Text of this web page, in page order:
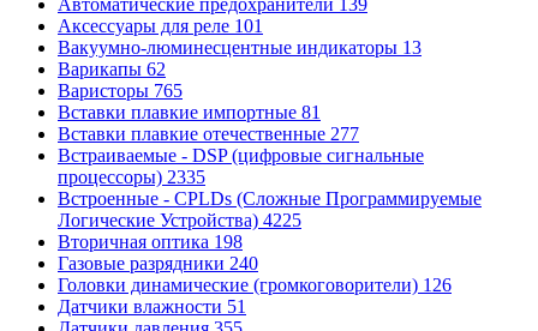
Аксессуары для реле 101
Вакуумно-люминесцентные индикаторы 13
Варикапы 62
Варисторы 765
Вставки плавкие импортные 81
Вставки плавкие отечественные 277
Встраиваемые - DSP (цифровые сигнальные
процессоры) 2335
Встроенные - CPLDs (Сложные Программируемые
Логические Устройства) 4225
Вторичная оптика 198
Газовые разрядники 240
Головки динамические (громкоговорители) 126
Датчики влажности 51